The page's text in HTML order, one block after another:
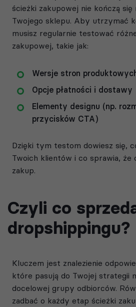
ścieżki zakupowej nie kończą
Twojego sklepu. Aby utrzymać
musisz regularnie testować
zakupowej, takie jak:
Wersje stron
Opcje płatności i dostawy
Elementy designu (np.
przycisków CTA)
Dzięki tym testom dowiesz się,
Twoich klientów i co sprawia, że
zakup.
Czyli co
dropshippingu?
Kluczem jest znalezienie
które pasują do Twojej strategii
docelowej grupy odbiorców.
zadbać o każdy etap ścieżki